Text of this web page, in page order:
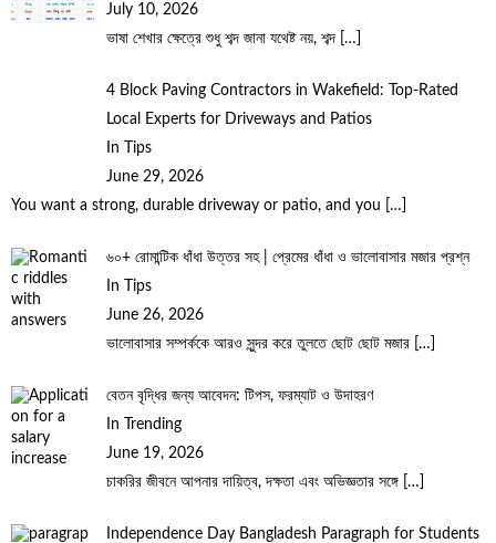
July 10, 2026
ভাষা শেখার ক্ষেত্রে শুধু শব্দ জানা যথেষ্ট নয়, শব্দ […]
4 Block Paving Contractors in Wakefield: Top-Rated
Local Experts for Driveways and Patios
In Tips
June 29, 2026
You want a strong, durable driveway or patio, and you
[…]
৬০+ রোমান্টিক ধাঁধা উত্তর সহ | প্রেমের ধাঁধা ও ভালোবাসার মজার প্রশ্ন
In Tips
June 26, 2026
ভালোবাসার সম্পর্ককে আরও সুন্দর করে তুলতে ছোট ছোট মজার […]
বেতন বৃদ্ধির জন্য আবেদন: টিপস, ফরম্যাট ও উদাহরণ
In Trending
June 19, 2026
চাকরির জীবনে আপনার দায়িত্ব, দক্ষতা এবং অভিজ্ঞতার সঙ্গে […]
Independence Day Bangladesh Paragraph for Students